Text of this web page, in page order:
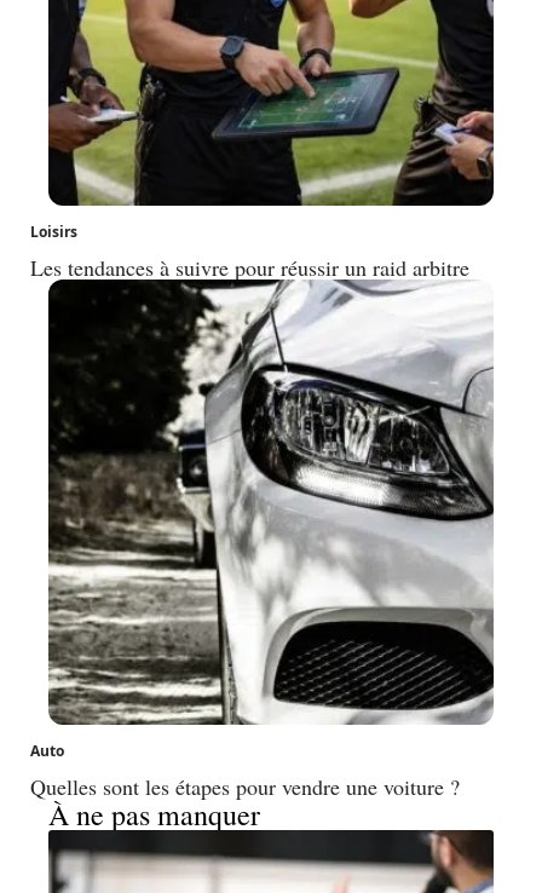
Loisirs
Les tendances à suivre pour réussir un raid arbitre
Auto
Quelles sont les étapes pour vendre une voiture ?
À ne pas manquer